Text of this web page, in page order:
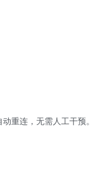
重连，无需人工干预。